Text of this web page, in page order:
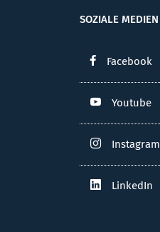
SOZIALE MEDIEN
Facebook
Youtube
Instagram
LinkedIn